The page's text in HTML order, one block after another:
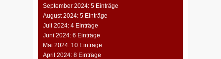
September 2024: 5 Einträge
August 2024: 5 Einträge
Juli 2024: 4 Einträge
Juni 2024: 6 Einträge
Mai 2024: 10 Einträge
April 2024: 8 Einträge